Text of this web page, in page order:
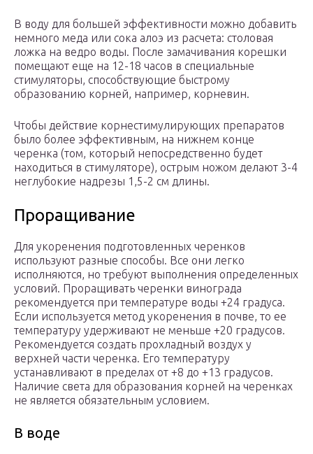
В воду для большей эффективности можно добавить
немного меда или сока алоэ из расчета: столовая
ложка на ведро воды. После замачивания корешки
помещают еще на 12-18 часов в специальные
стимуляторы, способствующие быстрому
образованию корней, например, корневин.
Чтобы действие корнестимулирующих препаратов
было более эффективным, на нижнем конце
черенка (том, который непосредственно будет
находиться в стимуляторе), острым ножом делают 3-4
неглубокие надрезы 1,5-2 см длины.
Проращивание
Для укоренения подготовленных черенков
используют разные способы. Все они легко
исполняются, но требуют выполнения определенных
условий. Проращивать черенки винограда
рекомендуется при температуре воды +24 градуса.
Если используется метод укоренения в почве, то ее
температуру удерживают не меньше +20 градусов.
Рекомендуется создать прохладный воздух у
верхней части черенка. Его температуру
устанавливают в пределах от +8 до +13 градусов.
Наличие света для образования корней на черенках
не является обязательным условием.
В воде